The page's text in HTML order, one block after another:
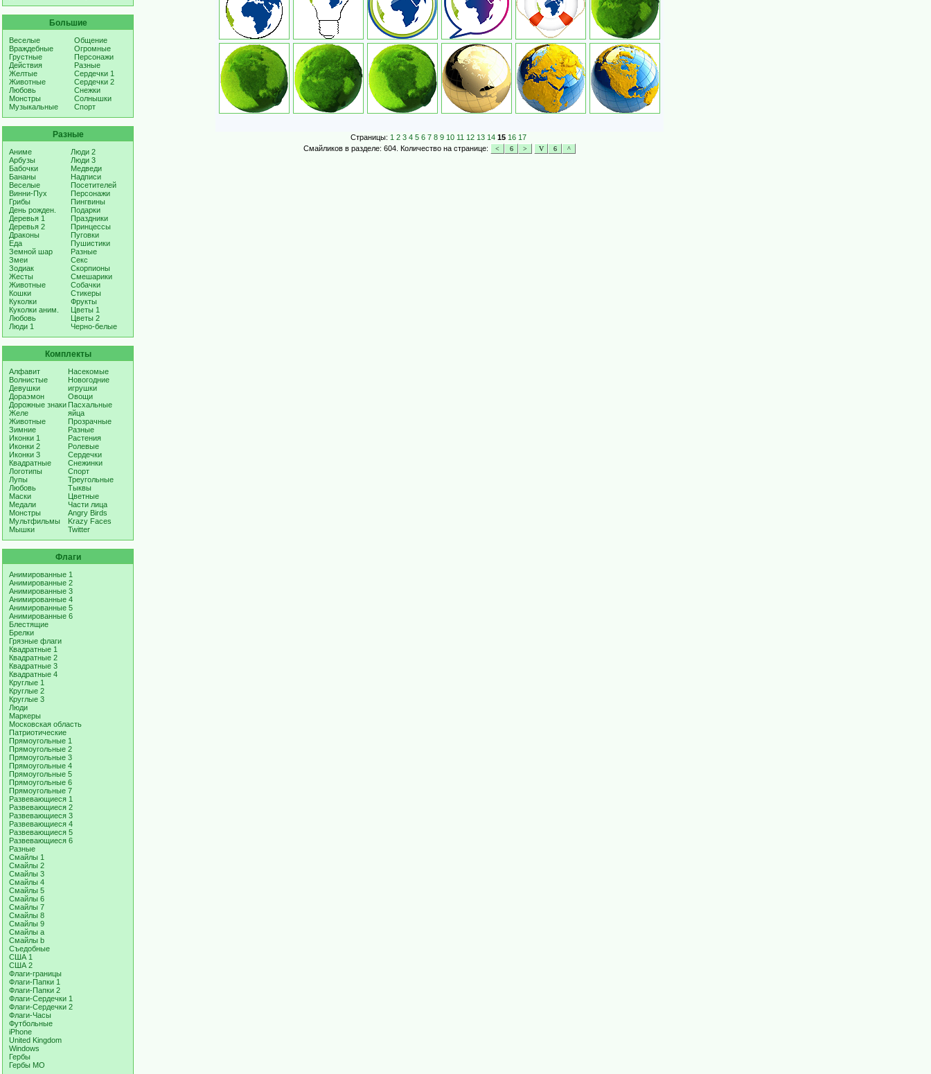
Большие
Веселые
Враждебные
Грустные
Действия
Желтые
Животные
Любовь
Монстры
Музыкальные
Общение
Огромные
Персонажи
Разные
Сердечки 1
Сердечки 2
Снежки
Солнышки
Спорт
Разные
Аниме
Арбузы
Бабочки
Бананы
Веселые
Винни-Пух
Грибы
День рожден.
Деревья 1
Деревья 2
Драконы
Еда
Земной шар
Змеи
Зодиак
Жесты
Животные
Кошки
Куколки
Куколки аним.
Любовь
Люди 1
Люди 2
Люди 3
Медведи
Надписи
Посетителей
Персонажи
Пингвины
Подарки
Праздники
Принцессы
Пуговки
Пушистики
Разные
Секс
Скорпионы
Смешарики
Собачки
Стикеры
Фрукты
Цветы 1
Цветы 2
Черно-белые
Комплекты
Алфавит
Волнистые
Девушки
Дораэмон
Дорожные знаки
Желе
Животные
Зимние
Иконки 1
Иконки 2
Иконки 3
Квадратные
Логотипы
Лупы
Любовь
Маски
Медали
Монстры
Мультфильмы
Мышки
Насекомые
Новогодние
игрушки
Овощи
Пасхальные
яйца
Прозрачные
Разные
Растения
Ролевые
Сердечки
Снежинки
Спорт
Треугольные
Тыквы
Цветные
Части лица
Angry Birds
Krazy Faces
Twitter
Флаги
Анимированные 1
Анимированные 2
Анимированные 3
Анимированные 4
Анимированные 5
Анимированные 6
Блестящие
Брелки
Грязные флаги
Квадратные 1
Квадратные 2
Квадратные 3
Квадратные 4
Круглые 1
Круглые 2
Круглые 3
Люди
Маркеры
Московская область
Патриотические
Прямоугольные 1
Прямоугольные 2
Прямоугольные 3
Прямоугольные 4
Прямоугольные 5
Прямоугольные 6
Прямоугольные 7
Развевающиеся 1
Развевающиеся 2
Развевающиеся 3
Развевающиеся 4
Развевающиеся 5
Развевающиеся 6
Разные
Смайлы 1
Смайлы 2
Смайлы 3
Смайлы 4
Смайлы 5
Смайлы 6
Смайлы 7
Смайлы 8
Смайлы 9
Смайлы a
Смайлы b
Съедобные
США 1
США 2
Флаги-границы
Флаги-Папки 1
Флаги-Папки 2
Флаги-Сердечки 1
Флаги-Сердечки 2
Флаги-Часы
Футбольные
iPhone
United Kingdom
Windows
Гербы
Гербы МО
Страницы: 1 2 3 4 5 6 7 8 9 10 11 12 13 14 15 16 17
Смайликов в разделе: 604. Количество на странице: